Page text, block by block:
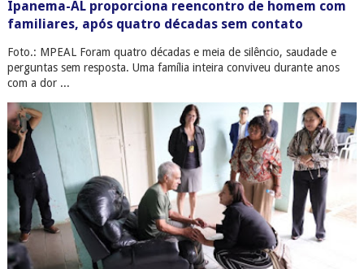
Ipanema-AL proporciona reencontro de homem com
familiares, após quatro décadas sem contato
Foto.: MPEAL Foram quatro décadas e meia de silêncio, saudade e
perguntas sem resposta. Uma família inteira conviveu durante anos
com a dor ...